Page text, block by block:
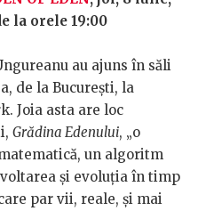
la orele 19:00
au ajuns în săli
de la București, la
Joia asta are loc
Grădina Edenului, „o
un algoritm
și evoluția în timp
par vii, reale, și mai